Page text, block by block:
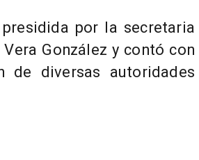
por la secretaria
González y contó con
de diversas autoridades